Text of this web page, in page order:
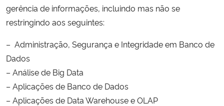
gerência de informações, incluindo mas não se
restringindo aos seguintes:
– Administração, Segurança e Integridade em Banco de
Dados
– Análise de Big Data
– Aplicações de Banco de Dados
– Aplicações de Data Warehouse e OLAP